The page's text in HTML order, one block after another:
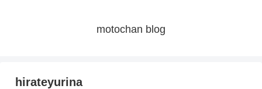
motochan blog
hirateyurina